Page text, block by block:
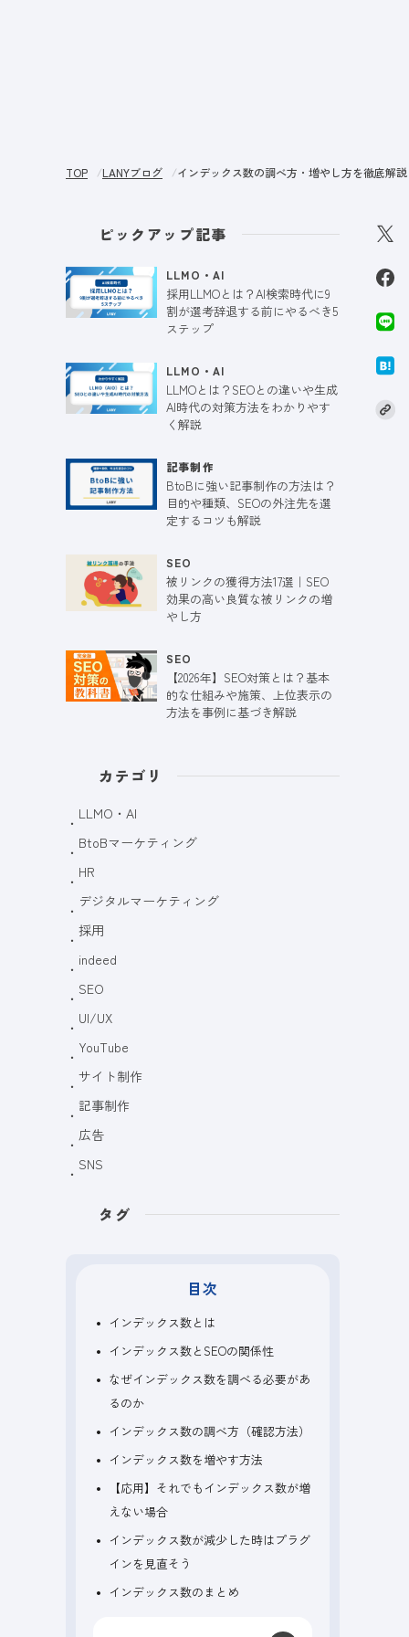
TOP LANYブログ インデックス数の調べ方・増やし方を徹底解
ピックアップ記事
LLMO・AI
採用LLMOとは？AI検索時代に9
割が選考辞退する前にやるべき5
ステップ
LLMO・AI
LLMOとは？SEOとの違いや生成
AI時代の対策方法をわかりやす
く解説
記事制作
BtoBに強い記事制作の方法は？
目的や種類、SEOの外注先を選
定するコツも解説
SEO
被リンクの獲得方法17選｜SEO
効果の高い良質な被リンクの増
やし方
SEO
【2026年】SEO対策とは？基本
的な仕組みや施策、上位表示の
方法を事例に基づき解説
カテゴリ
LLMO・AI
BtoBマーケティング
HR
デジタルマーケティング
採用
indeed
SEO
UI/UX
YouTube
サイト制作
記事制作
広告
SNS
タグ
目次
インデックス数とは
インデックス数とSEOの関係性
なぜインデックス数を調べる必要があ
るのか
インデックス数の調べ方（確認方法）
インデックス数を増やす方法
【応用】それでもインデックス数が増
えない場合
インデックス数が減少した時はプラグ
インを見直そう
インデックス数のまとめ